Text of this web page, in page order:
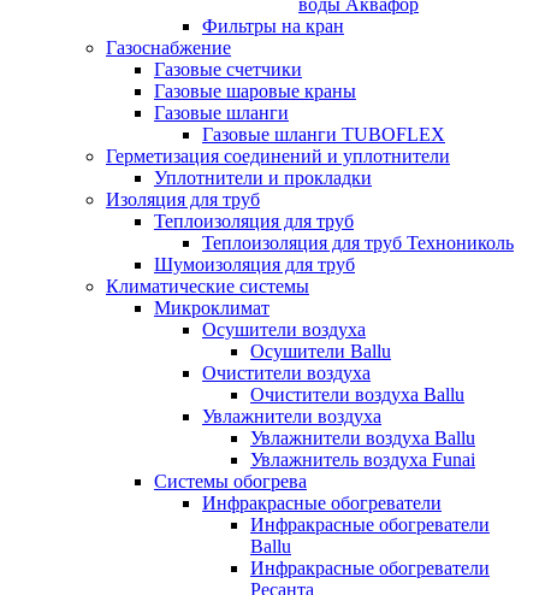
воды Аквафор
Фильтры на кран
Газоснабжение
Газовые счетчики
Газовые шаровые краны
Газовые шланги
Газовые шланги TUBOFLEX
Герметизация соединений и уплотнители
Уплотнители и прокладки
Изоляция для труб
Теплоизоляция для труб
Теплоизоляция для труб Технониколь
Шумоизоляция для труб
Климатические системы
Микроклимат
Осушители воздуха
Осушители Ballu
Очистители воздуха
Очистители воздуха Ballu
Увлажнители воздуха
Увлажнители воздуха Ballu
Увлажнитель воздуха Funai
Системы обогрева
Инфракрасные обогреватели
Инфракрасные обогреватели
Ballu
Инфракрасные обогреватели
Ресанта